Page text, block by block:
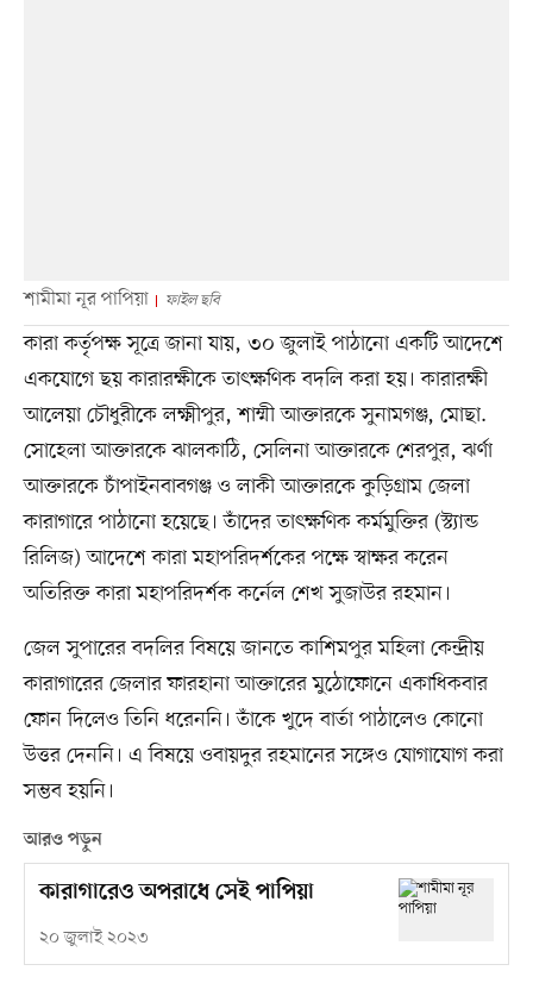
শামীমা নূর পাপিয়া ফাইল ছবি
কারা কর্তৃপক্ষ সূত্রে জানা যায়, ৩০ জুলাই পাঠানো একটি আদেশে
একযোগে ছয় কারারক্ষীকে তাৎক্ষণিক বদলি করা হয়। কারারক্ষী
আলেয়া চৌধুরীকে লক্ষ্মীপুর, শাম্মী আক্তারকে সুনামগঞ্জ, মোছা.
সোহেলা আক্তারকে ঝালকাঠি, সেলিনা আক্তারকে শেরপুর, ঝর্ণা
আক্তারকে চাঁপাইনবাবগঞ্জ ও লাকী আক্তারকে কুড়িগ্রাম জেলা
কারাগারে পাঠানো হয়েছে। তাঁদের তাৎক্ষণিক কর্মমুক্তির (স্ট্যান্ড
রিলিজ) আদেশে কারা মহাপরিদর্শকের পক্ষে স্বাক্ষর করেন
অতিরিক্ত কারা মহাপরিদর্শক কর্নেল শেখ সুজাউর রহমান।
জেল সুপারের বদলির বিষয়ে জানতে কাশিমপুর মহিলা কেন্দ্রীয়
কারাগারের জেলার ফারহানা আক্তারের মুঠোফোনে একাধিকবার
ফোন দিলেও তিনি ধরেননি। তাঁকে খুদে বার্তা পাঠালেও কোনো
উত্তর দেননি। এ বিষয়ে ওবায়দুর রহমানের সঙ্গেও যোগাযোগ করা
সম্ভব হয়নি।
আরও পড়ুন
কারাগারেও অপরাধে সেই পাপিয়া
২০ জুলাই ২০২৩